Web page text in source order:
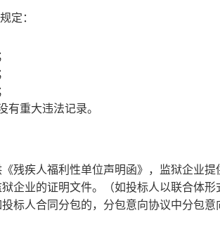
定：
有重大违法记录。
残疾人福利性单位声明函》，监狱企业提
企业的证明文件。（如投标人以联合体
标人合同分包的，分包意向协议中分包